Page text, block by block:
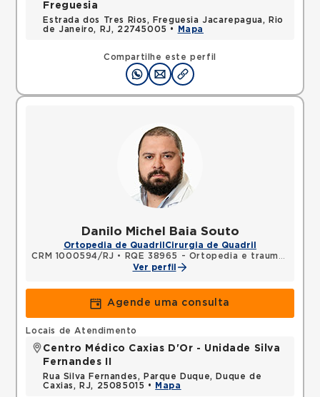
Compartilhe este perfil
Freguesia
Estrada dos Tres Rios, Freguesia Jacarepagua, Rio
de Janeiro, RJ, 22745005 •
Mapa
Danilo Michel Baia Souto
Ortopedia de Quadril Cirurgia de Quadril
CRM 1000594/RJ •
RQE 38965 - Ortopedia e traumatologia
Ver perfil
Agende uma consulta
Locais de Atendimento
Centro Médico Caxias D'Or - Unidade Silva
Fernandes II
Rua Silva Fernandes, Parque Duque, Duque de
Caxias, RJ, 25085015 •
Mapa